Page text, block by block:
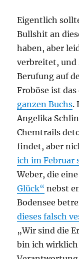
Eigentlich
Bullshit an
haben, aber
verbreitet, und
Berufung auf
Froböse ist das
ganzen Buchs.
Angelika
Chemtrails
findet, aber
ich im Februar
Weber, die eine
Glück“ nebst
Bodensee
dieses falsch
„Wir sind die
bin ich wirklich